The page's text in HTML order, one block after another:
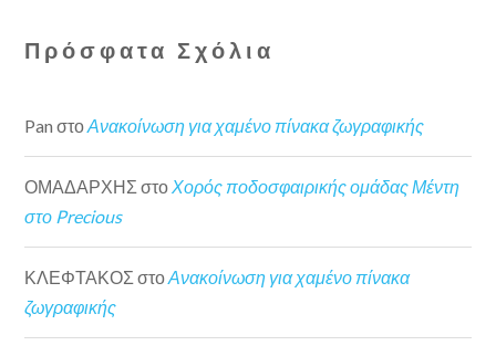
Πρόσφατα Σχόλια
Pan στοΑνακοίνωση για χαμένο πίνακα ζωγραφικής
ΟΜΑΔΑΡΧΗΣ στοΧορός ποδοσφαιρικής ομάδας Μέντη
στο Precious
ΚΛΕΦΤΑΚΟΣ στοΑνακοίνωση για χαμένο πίνακα
ζωγραφικής